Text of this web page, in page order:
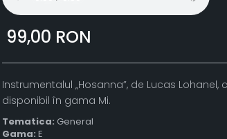
99,00 RON
Instrumentalul „Hosanna”, de Lucas
disponibil în gama Mi.
Tematica: General
Gama: E